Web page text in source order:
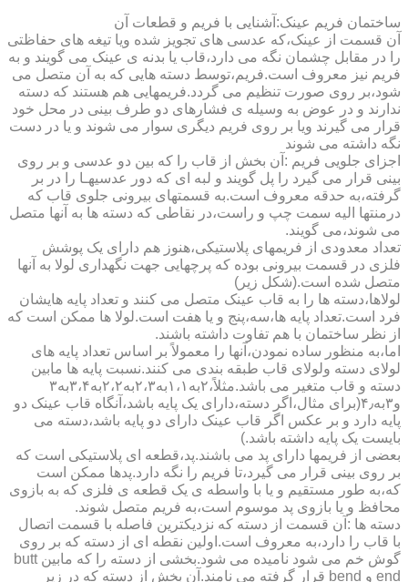
ساختمان فریم عینک:آشنایی با فریم و قطعات آن
آن قسمت از عینک،که عدسی های تجویز شده ویا تیغه های حفاظتی
را در مقابل چشمان نگه می دارد،قاب یا بدنه ی عینک می گویند و به
فریم نیز معروف است.فریم،توسط دسته هایی که به آن متصل می
شود،بر روی صورت تنظیم می گردد.فریمهایی هم هستند که دسته
ندارند و در عوض به وسیله ی فشارهای دو طرف بینی در محل خود
قرار می گیرند ویا بر روی فریم دیگری سوار می شوند و یا در دست
نگه داشته می شوند
اجزای جلویی فریم :آن بخش از قاب را که بین دو عدسی و بر روی
بینی قرار می گیرد را پل گویند و لبه ای که دور عدسیهـا را در بر
گرفته،به حدقه معروف است.به قسمتهای بیرونی جلوی قاب که
درمنتها الیه سمت چپ و راست،در نقاطی که دسته ها به آنها متصل
می شوند،می گویند.
تعداد معدودی از فریمهای پلاستیکی،هنوز هم دارای یک پوشش
فلزی در قسمت بیرونی بوده که پرچهایی جهت نگهداری لولا به آنها
متصل شده است.(شکل زیر)
لولاها،دسته ها را به قاب عینک متصل می کنند و تعداد پایه هایشان
فرد است.تعداد پایه ها،سه،پنج و یا هفت است.لولا ها ممکن است که
از نظر ساختمان با هم تفاوت داشته باشند.
اما،به منظور ساده نمودن،آنها را معمولاً بر اساس تعداد پایه های
لولای دسته ولولای قاب طبقه بندی می کنند.نسبت پایه ها مابین
دسته و قاب متغیر می باشد.مثلاً،۲به۱،۱به۲،۳به۲،۲به۳،۴به۳
و۳به۴٫(برای مثال،اگر دسته،دارای یک پایه باشد،آنگاه قاب عینک دو
پایه دارد و بر عکس اگر قاب عینک دارای دو پایه باشد،دسته می
بایست یک پایه داشته باشد.)
بعضی از فریمها دارای پد می باشند.پد،قطعه ای پلاستیکی است که
بر روی بینی قرار می گیرد،تا فریم را نگه دارد.پدها ممکن است
که،به طور مستقیم و یا با واسطه ی یک قطعه ی فلزی که به بازوی
محافظ و یا بازوی پد موسوم است،به فریم متصل شوند.
دسته ها :آن قسمت از دسته که نزدیکترین فاصله با قسمت اتصال
با قاب را دارد،به معروف است.اولین نقطه ای از دسته که بر روی
گوش خم می شود نامیده می شود.بخشی از دسته را که مابین butt
end و bend قرار گرفته می نامند.آن بخش از دسته که در زیر